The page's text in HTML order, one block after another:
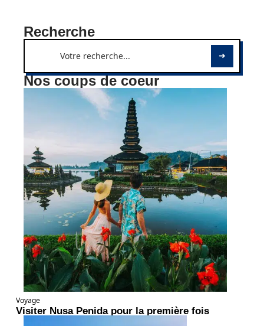
Recherche
Nos coups de coeur
Voyage
Visiter Nusa Penida pour la première fois